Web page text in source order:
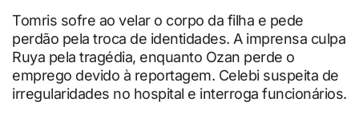
Tomris sofre ao velar o corpo da filha e pede
perdão pela troca de identidades. A imprensa culpa
Ruya pela tragédia, enquanto Ozan perde o
emprego devido à reportagem. Celebi suspeita de
irregularidades no hospital e interroga funcionários.